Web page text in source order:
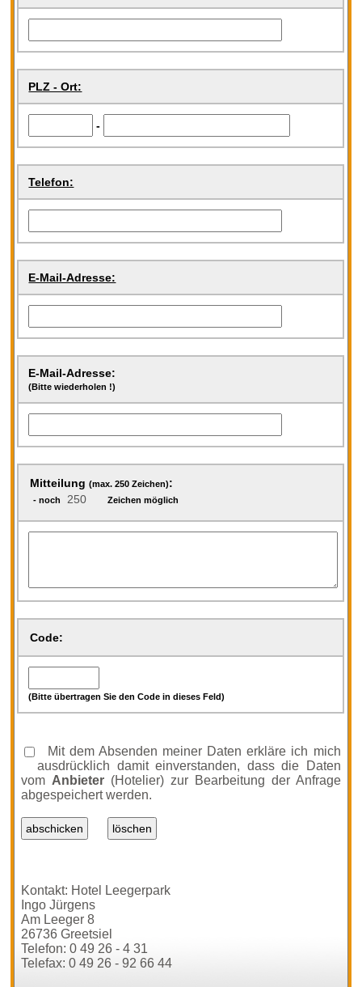
PLZ - Ort:
-
Telefon:
E-Mail-Adresse:
E-Mail-Adresse:
(Bitte wiederholen !)
Mitteilung (max. 250 Zeichen):
- noch Zeichen möglich
Code:
(Bitte übertragen Sie den Code in dieses Feld)
Mit dem Absenden meiner Daten erkläre ich mich
ausdrücklich damit einverstanden, dass die Daten
vom Anbieter (Hotelier) zur Bearbeitung der Anfrage
abgespeichert werden.
Kontakt: Hotel Leegerpark
Ingo Jürgens
Am Leeger 8
26736 Greetsiel
Telefon: 0 49 26 - 4 31
Telefax: 0 49 26 - 92 66 44